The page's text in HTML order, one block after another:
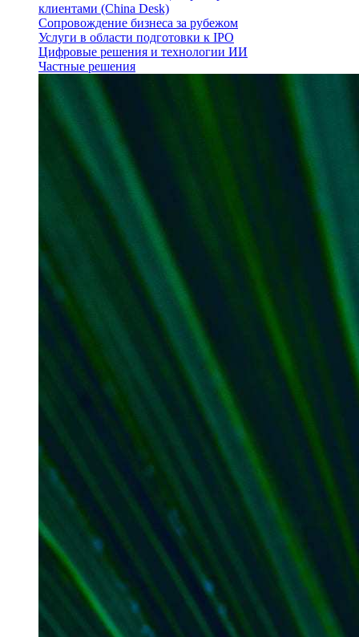
клиентами (China Desk)
Сопровождение бизнеса за рубежом
Услуги в области подготовки к IPO
Цифровые решения и технологии ИИ
Частные решения